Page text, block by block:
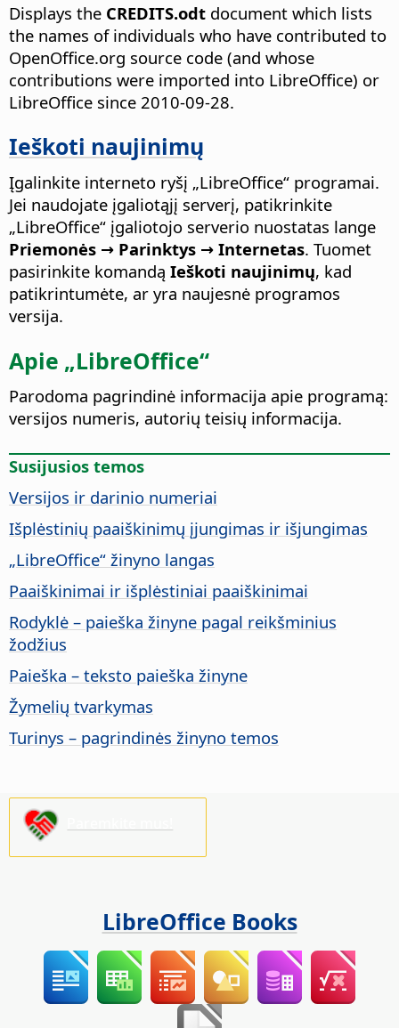
Displays the CREDITS.odt document which lists
the names of individuals who have contributed to
OpenOffice.org source code (and whose
contributions were imported into LibreOffice) or
LibreOffice since 2010-09-28.
Ieškoti naujinimų
Įgalinkite interneto ryšį „LibreOffice“ programai.
Jei naudojate įgaliotąjį serverį, patikrinkite
„LibreOffice“ įgaliotojo serverio nuostatas lange
Priemonės → Parinktys → Internetas. Tuomet
pasirinkite komandą Ieškoti naujinimų, kad
patikrintumėte, ar yra naujesnė programos
versija.
Apie „LibreOffice“
Parodoma pagrindinė informacija apie programą:
versijos numeris, autorių teisių informacija.
Susijusios temos
Versijos ir darinio numeriai
Išplėstinių paaiškinimų įjungimas ir išjungimas
„LibreOffice“ žinyno langas
Paaiškinimai ir išplėstiniai paaiškinimai
Rodyklė – paieška žinyne pagal reikšminius
žodžius
Paieška – teksto paieška žinyne
Žymelių tvarkymas
Turinys – pagrindinės žinyno temos
LibreOffice Books